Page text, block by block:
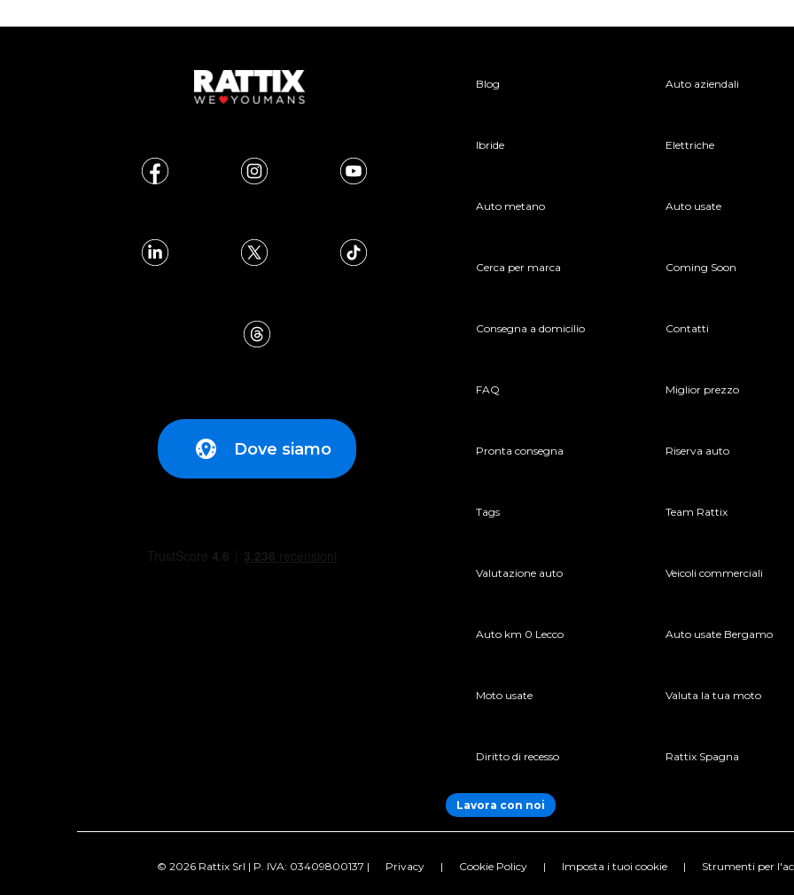
Dove siamo
Blog Auto aziendali
Ibride Elettriche
Auto metano Auto usate
Cerca per marca Coming Soon
Consegna a domicilio Contatti
FAQ Miglior prezzo
Pronta consegna Riserva auto
Tags Team Rattix
Valutazione auto Veicoli commerciali
Auto km 0 Lecco Auto usate Bergamo
Moto usate Valuta la tua moto
Diritto di recesso Rattix Spagna
Lavora con noi
© 2026 Rattix Srl | P. IVA: 03409800137 | Privacy | Cookie Policy | Imposta i tuoi cookie | Strumenti per